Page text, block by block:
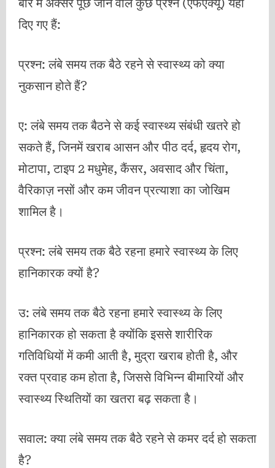
बारे में अक्सर पूछे जाने वाले कुछ प्रश्न (एफएक्यू) यहां
दिए गए हैं:
प्रश्न: लंबे समय तक बैठे रहने से स्वास्थ्य को क्या
नुकसान होते हैं?
ए: लंबे समय तक बैठने से कई स्वास्थ्य संबंधी खतरे हो
सकते हैं, जिनमें खराब आसन और पीठ दर्द, हृदय रोग,
मोटापा, टाइप 2 मधुमेह, कैंसर, अवसाद और चिंता,
वैरिकाज़ नसों और कम जीवन प्रत्याशा का जोखिम
शामिल है।
प्रश्न: लंबे समय तक बैठे रहना हमारे स्वास्थ्य के लिए
हानिकारक क्यों है?
उ: लंबे समय तक बैठे रहना हमारे स्वास्थ्य के लिए
हानिकारक हो सकता है क्योंकि इससे शारीरिक
गतिविधियों में कमी आती है, मुद्रा खराब होती है, और
रक्त प्रवाह कम होता है, जिससे विभिन्न बीमारियों और
स्वास्थ्य स्थितियों का खतरा बढ़ सकता है।
सवाल: क्या लंबे समय तक बैठे रहने से कमर दर्द हो सकता
है?